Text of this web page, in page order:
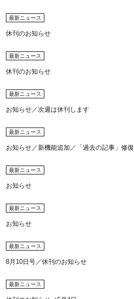
最新ニュース
休刊のお知らせ
最新ニュース
休刊のお知らせ
最新ニュース
お知らせ／次週は休刊します
最新ニュース
お知らせ／新機能追加／「過去の記事」修復
最新ニュース
お知らせ
最新ニュース
お知らせ
最新ニュース
8月10日号／休刊のお知らせ
最新ニュース